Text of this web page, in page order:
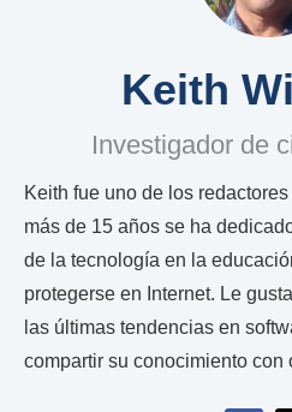
Keith
Investigador de
Keith fue uno de los
más de 15 años se ha
de la tecnología en la
protegerse en Internet. Le
las últimas tendencias en
compartir su conocimiento con